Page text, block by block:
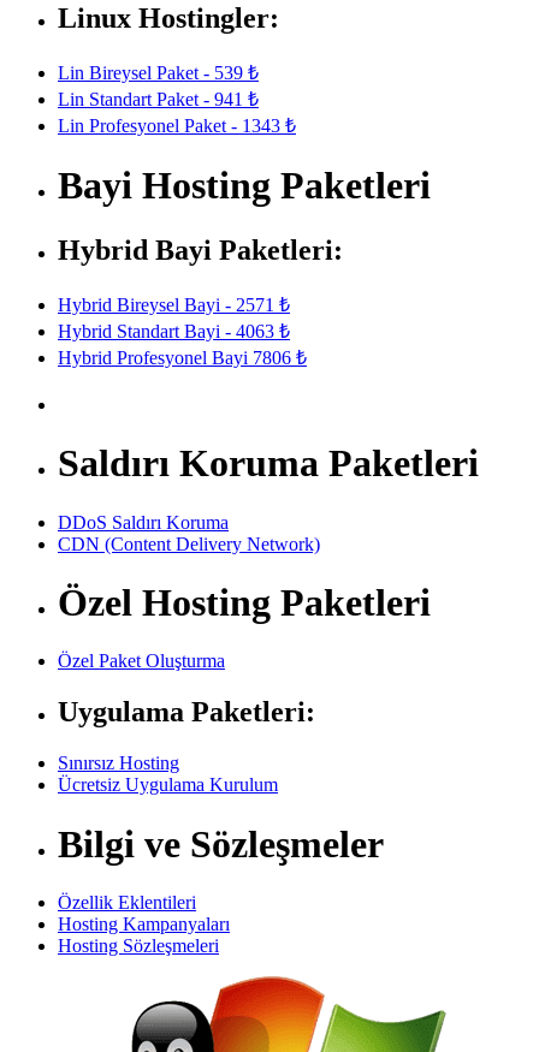
Linux Hostingler:
Lin Bireysel Paket - 539 ₺
Lin Standart Paket - 941 ₺
Lin Profesyonel Paket - 1343 ₺
Bayi Hosting Paketleri
Hybrid Bayi Paketleri:
Hybrid Bireysel Bayi - 2571 ₺
Hybrid Standart Bayi - 4063 ₺
Hybrid Profesyonel Bayi 7806 ₺
Saldırı Koruma Paketleri
DDoS Saldırı Koruma
CDN (Content Delivery Network)
Özel Hosting Paketleri
Özel Paket Oluşturma
Uygulama Paketleri:
Sınırsız Hosting
Ücretsiz Uygulama Kurulum
Bilgi ve Sözleşmeler
Özellik Eklentileri
Hosting Kampanyaları
Hosting Sözleşmeleri